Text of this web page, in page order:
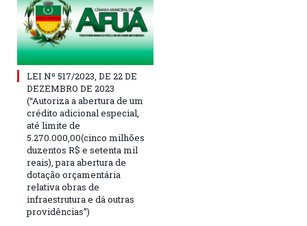
LEI Nº 517/2023, DE 22 DE
DEZEMBRO DE 2023
(“Autoriza a abertura de um
crédito adicional especial,
até limite de
5.270.000,00(cinco milhões
duzentos R$ e setenta mil
reais), para abertura de
dotação orçamentária
relativa obras de
infraestrutura e dá outras
providências”)